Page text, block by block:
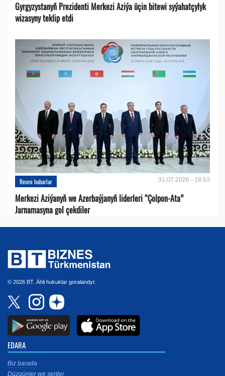
Gyrgyzystanyň Prezidenti Merkezi Aziýa üçin bitewi syýahatçylyk
wizasyny teklip etdi
Resmi habarlar 31.07.2026 - 18:53
Merkezi Aziýanyň we Azerbaýjanyň liderleri “Çolpon-Ata”
Jarnamasyna gol çekdiler
© 2026 BT. Ähli hukuklar goralandyr.
EDARA
Biz barada
Düzgünler we şertler